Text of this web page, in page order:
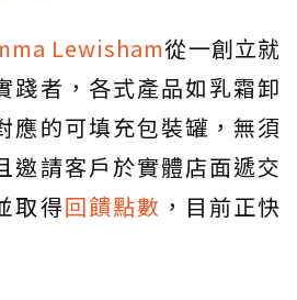
Lewisham從一創立就
踐者，各式產品如乳霜卸
應的可填充包裝罐，無須
邀請客戶於實體店面遞交
取得回饋點數 ，目前正快